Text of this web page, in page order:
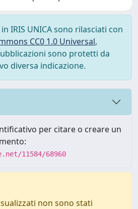
IRIS UNICA sono rilasciati con
CC0 1.0 Universal,
sono protetti da
diversa indicazione.
per citare o creare un
11584/68960
non sono stati